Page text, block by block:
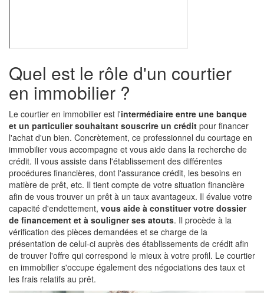
Quel est le rôle d'un courtier
en immobilier ?
Le courtier en immobilier est l'intermédiaire entre une banque
et un particulier souhaitant souscrire un crédit pour financer
l'achat d'un bien. Concrètement, ce professionnel du courtage en
immobilier vous accompagne et vous aide dans la recherche de
crédit. Il vous assiste dans l'établissement des différentes
procédures financières, dont l'assurance crédit, les besoins en
matière de prêt, etc. Il tient compte de votre situation financière
afin de vous trouver un prêt à un taux avantageux. Il évalue votre
capacité d'endettement, vous aide à constituer votre dossier
de financement et à souligner ses atouts. Il procède à la
vérification des pièces demandées et se charge de la
présentation de celui-ci auprès des établissements de crédit afin
de trouver l'offre qui correspond le mieux à votre profil. Le courtier
en immobilier s'occupe également des négociations des taux et
les frais relatifs au prêt.